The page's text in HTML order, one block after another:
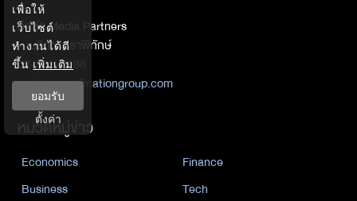
ติดต่อ Media Partners
- เมธิกา เมธาพิทักษ์
02-338-3198
metika_met@nationgroup.com
หมวดหมู่ข่าว
Economics
Finance
Business
Tech
เพื่อให้
เว็บไซต์
ทำงานได้ดี
ขึ้น เพิ่มเติม
ยอมรับ
ตั้งค่า